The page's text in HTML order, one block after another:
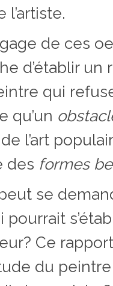
l’artiste.
de ces
d’établir un
qui
qu’un
l’art
des formes
se
pourrait
Ce
du peintre